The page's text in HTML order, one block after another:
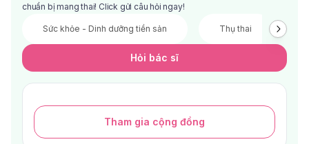
chuẩn bị mang thai! Click gửi câu hỏi ngay!
Sức khỏe - Dinh dưỡng tiền sản Thụ thai
Hỏi bác sĩ
Tham gia cộng đồng